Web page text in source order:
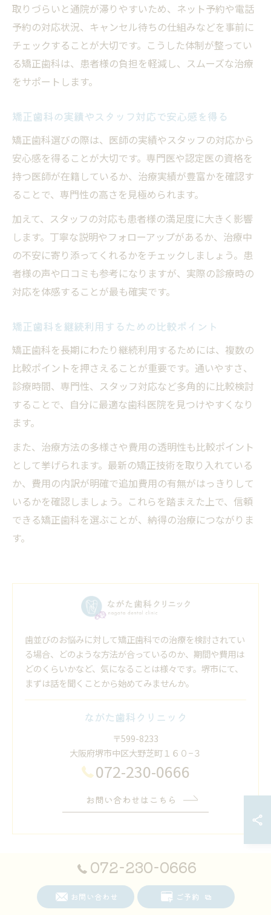
取りづらいと通院が滞りやすいため、ネット予約や電話
予約の対応状況、キャンセル待ちの仕組みなどを事前に
チェックすることが大切です。こうした体制が整ってい
る矯正歯科は、患者様の負担を軽減し、スムーズな治療
をサポートします。
矯正歯科の実績やスタッフ対応で安心感を得る
矯正歯科選びの際は、医師の実績やスタッフの対応から
安心感を得ることが大切です。専門医や認定医の資格を
持つ医師が在籍しているか、治療実績が豊富かを確認す
ることで、専門性の高さを見極められます。
加えて、スタッフの対応も患者様の満足度に大きく影響
します。丁寧な説明やフォローアップがあるか、治療中
の不安に寄り添ってくれるかをチェックしましょう。患
者様の声や口コミも参考になりますが、実際の診療時の
対応を体感することが最も確実です。
矯正歯科を継続利用するための比較ポイント
矯正歯科を長期にわたり継続利用するためには、複数の
比較ポイントを押さえることが重要です。通いやすさ、
診療時間、専門性、スタッフ対応など多角的に比較検討
することで、自分に最適な歯科医院を見つけやすくなり
ます。
また、治療方法の多様さや費用の透明性も比較ポイント
として挙げられます。最新の矯正技術を取り入れている
か、費用の内訳が明確で追加費用の有無がはっきりして
いるかを確認しましょう。これらを踏まえた上で、信頼
できる矯正歯科を選ぶことが、納得の治療につながりま
す。
歯並びのお悩みに対して矯正歯科での治療を検討されてい
る場合、どのような方法が合っているのか、期間や費用は
どのくらいかなど、気になることは様々です。堺市にて、
まずは話を聞くことから始めてみませんか。
ながた歯科クリニック
〒599-8233
大阪府堺市中区大野芝町１６０−３
072-230-0666
お問い合わせはこちら
072-230-0666
お問い合わせ ご予約